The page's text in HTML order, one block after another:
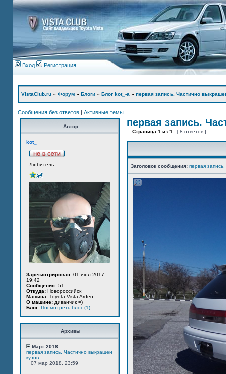
Вход Регистрация
VistaClub.ru » Форум » Блоги » Блог kot_-а » первая запись. Частично
Сообщения без ответов | Активные темы
Автор
kot_
Любитель
Зарегистрирован: 01 июл 2017,
19:42
Сообщения: 51
Откуда: Новороссийск
Машина: Toyota Vista Ardeo
О машине: диванчик =)
Блог: Посмотреть блог (1)
Архивы
Март 2018
первая запись. Частично выкрашен
кузов
07 мар 2018, 23:59
первая запись.
Страница 1 из 1 [ 8 ответов ]
Заголовок сообщения: первая